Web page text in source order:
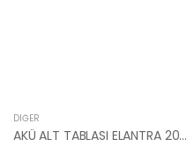
DIĞER
AKÜ ALT TABLASI ELANTRA 2021- 37150-AA000-HMC